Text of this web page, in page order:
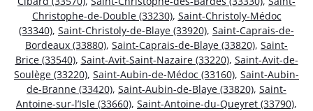
Christophe-de-Double (33230), Saint-Christoly-Médoc
(33340), Saint-Christoly-de-Blaye (33920), Saint-Caprais-de-
Bordeaux (33880), Saint-Caprais-de-Blaye (33820), Saint-
Brice (33540), Saint-Avit-Saint-Nazaire (33220), Saint-Avit-de-
Soulège (33220), Saint-Aubin-de-Médoc (33160), Saint-Aubin-
de-Branne (33420), Saint-Aubin-de-Blaye (33820), Saint-
Antoine-sur-l’Isle (33660), Saint-Antoine-du-Queyret (33790),